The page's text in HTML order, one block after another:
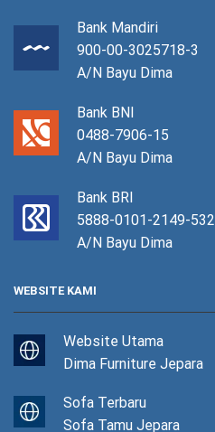
Bank Mandiri
900-00-3025718-3
A/N Bayu Dima
Bank BNI
0488-7906-15
A/N Bayu Dima
Bank BRI
5888-0101-2149-532
A/N Bayu Dima
WEBSITE KAMI
Website Utama
Dima Furniture Jepara
Sofa Terbaru
Sofa Tamu Jepara